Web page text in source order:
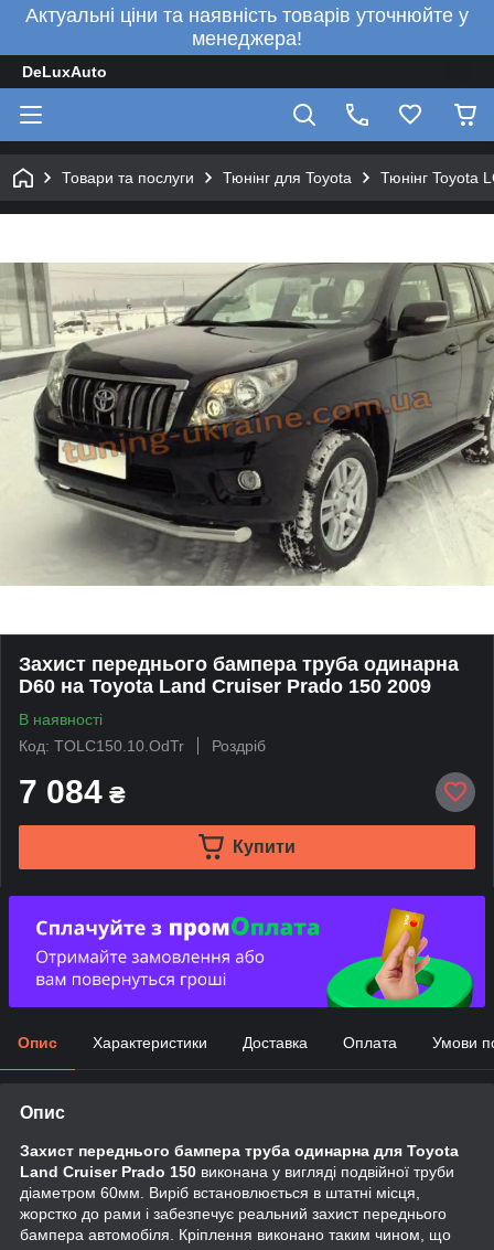
Актуальні ціни та наявність товарів уточнюйте у
менеджера!
DeLuxAuto
Товари та послуги Тюнінг для Toyota Тюнінг Toyota
Захист переднього бампера труба одинарна
D60 на Toyota Land Cruiser Prado 150 2009
В наявності
Код: TOLC150.10.OdTr
Роздріб
7 084 ₴
Купити
Опис Характеристики Доставка Оплата Умови
Опис
Захист переднього бампера труба одинарна для Toyota
Land Cruiser Prado 150 виконана у вигляді подвійної труби
діаметром 60мм. Виріб встановлюється в штатні місця,
жорстко до рами і забезпечує реальний захист переднього
бампера автомобіля. Кріплення виконано таким чином, що